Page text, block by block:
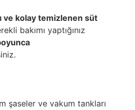
ve kolay temizlenen süt
bakımı yaptığınız
şaseler ve vakum tankları